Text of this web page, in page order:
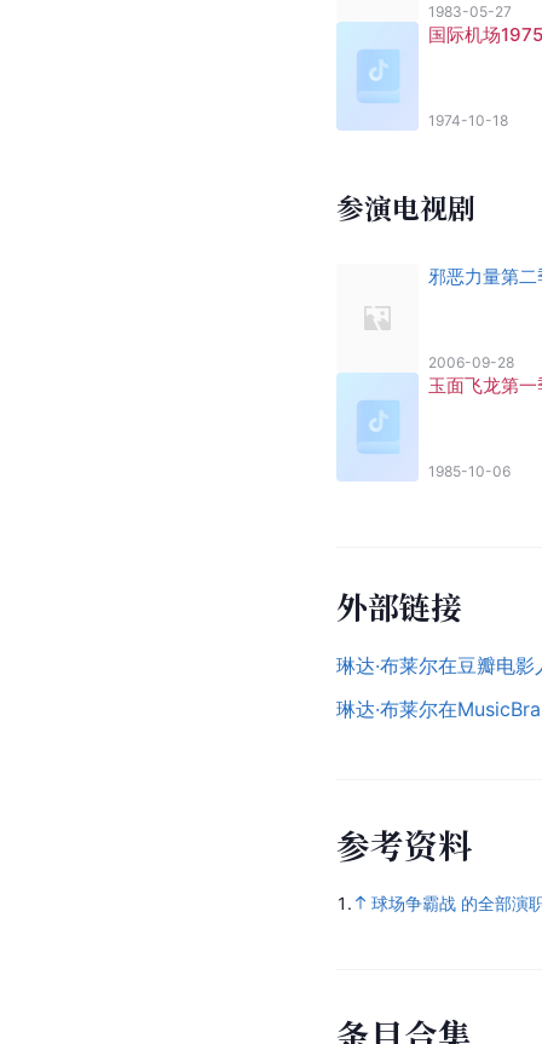
1983-05-27
国际机场1975
1974-10-18
参演电视剧
邪恶力量第二
2006-09-28
玉面飞龙第一
1985-10-06
外部链接
琳达·布莱尔在豆瓣电
琳达·布莱尔在
参考资料
1. 球场争霸战 的全部演
条目合集